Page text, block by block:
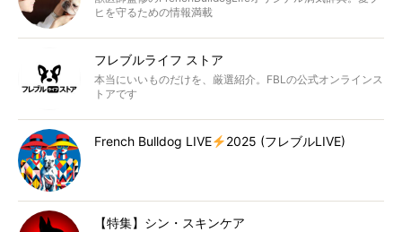
ヒを守るための情報満載
フレブルライフ ストア
本当にいいものだけを、厳選紹介。FBLの公式オンラインス
トアです
French Bulldog LIVE 2025 (フレブルLIVE)
【特集】シン・スキンケア